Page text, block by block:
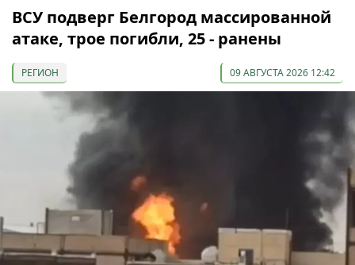
ВСУ подверг Белгород массированной
атаке, трое погибли, 25 - ранены
РЕГИОН 09 АВГУСТА 2026 12:42